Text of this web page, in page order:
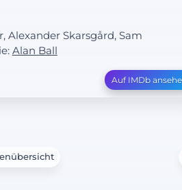
die Leichen von Sookies
an diesem Tag
wird nicht gerade
Alexander Skarsgård, Sam
Alan Ball
Auf IMDb